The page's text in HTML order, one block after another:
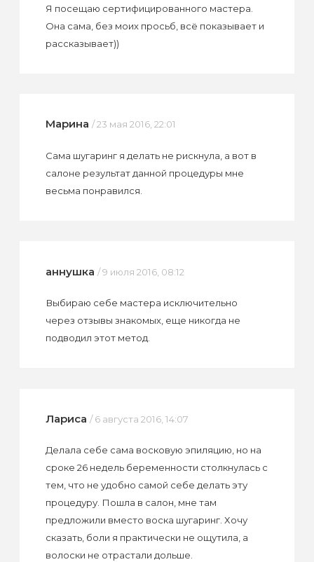
Я посещаю сертифицированного мастера.
Она сама, без моих просьб, всё показывает и
рассказывает))
Марина / 23 мая 2016, 22:01
Сама шугаринг я делать не рискнула, а вот в
салоне результат данной процедуры мне
весьма понравился.
аннушка / 9 июля 2016, 08:12
Выбираю себе мастера исключительно
через отзывы знакомых, еще никогда не
подводил этот метод.
Лариса / 6 августа 2016, 14:07
Делала себе сама восковую эпиляцию, но на
сроке 26 недель беременности столкнулась с
тем, что не удобно самой себе делать эту
процедуру. Пошла в салон, мне там
предложили вместо воска шугаринг. Хочу
сказать, боли я практически не ощутила, а
волоски не отрастали дольше.